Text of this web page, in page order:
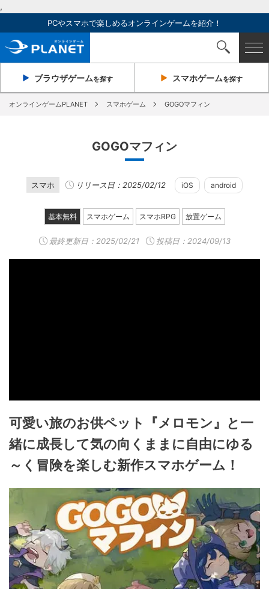
,
PCやスマホで楽しめるオンラインゲームを紹介！
ブラウザゲームを探す スマホゲームを探す
オンラインゲームPLANET スマホゲーム GOGOマフィン
GOGOマフィン
スマホ リリース日：2025/02/12 iOS android
基本無料 スマホゲーム スマホRPG 放置ゲーム
最終更新日： 2025/02/21 投稿日：2024/09/13
可愛い旅のお供ペット『メロモン』と一
緒に成長して気の向くままに自由にゆる
～く冒険を楽しむ新作スマホゲーム！